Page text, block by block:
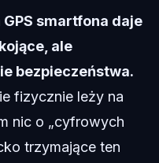
smartfona daje
ale
bezpieczeństwa.
fizycznie leży na
nic o „cyfrowych
trzymające ten